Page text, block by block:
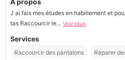
À propos
J ai fais mes études en habillement et
tas Raccourcir le... Voir plus
Services
Raccourcir des pantalons Réparer